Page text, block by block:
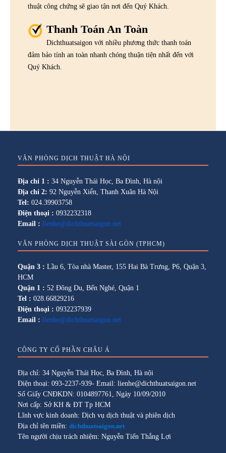
thuật công chứng sẽ giao tận nơi đến Quý Khách.
Thanh Toán An Toàn
Dichthuatsaigon với nhiều phương thức thanh toán
đảm bảo tính an toàn nhanh chóng thuận tiện nhất đến với
Quý Khách.
VĂN PHÒNG DỊCH THUẬT HÀ NỘI
Địa chỉ 1 : 34 Nguyễn Thái Học, Ba Đình, Hà nội
Địa chỉ 2: 92 Nguyễn Xiển, Thanh Xuân Hà Nội
Tel: 024.39903758
Điện thoại : 0932232318
Email : lienhe@dichthuatsaigon.net
VĂN PHÒNG DỊCH THUẬT SÀI GÒN (TPHCM)
Quận 3 : Lầu 6, Tòa nhà Master, 155 Hai Bà Trưng, P6, Quận 3,
HCM
Quận 1 : 52 Đông Du, Bến Nghé, Quận 1
Tel : 028.66829216
Điện thoại : 0932237939
Email : lienhe@dichthuatsaigon.net
CÔNG TY CỔ PHẦN CHÂU Á
Địa chỉ: 34 Nguyễn Thái Học, Ba Đình, Hà nội
Điện thoại: 093-2237-939- Email: lienhe@dichthuatsaigon.net
Số Giấy CNĐKDN: 0104897761, Ngày 10/09/2010
Nơi cấp: Sở KH & ĐT Tp HCM
Lĩnh vực kinh doanh: Dịch vụ dịch thuật và phiên dịch
Địa chỉ tên miền: dichthuatsaigon.net
Tên người chịu trách nhiệm: Nguyễn Tiến Thắng Lợi